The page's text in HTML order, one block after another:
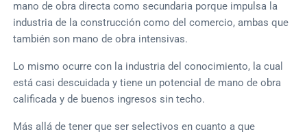
mano de obra directa como secundaria porque impulsa la
industria de la construcción como del comercio, ambas que
también son mano de obra intensivas.
Lo mismo ocurre con la industria del conocimiento, la cual
está casi descuidada y tiene un potencial de mano de obra
calificada y de buenos ingresos sin techo.
Más allá de tener que ser selectivos en cuanto a que